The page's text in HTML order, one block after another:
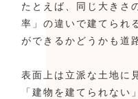
たとえば、同じ大きさ
率」の違いで建てられ
ができるかどうかも道
表面上は立派な土地に
「建物を建てられない